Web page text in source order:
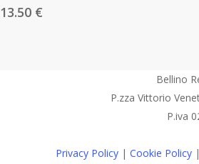
13.50 €
Bellino
P.zza Vittorio
P.iva
Privacy Policy| Cookie Policy|